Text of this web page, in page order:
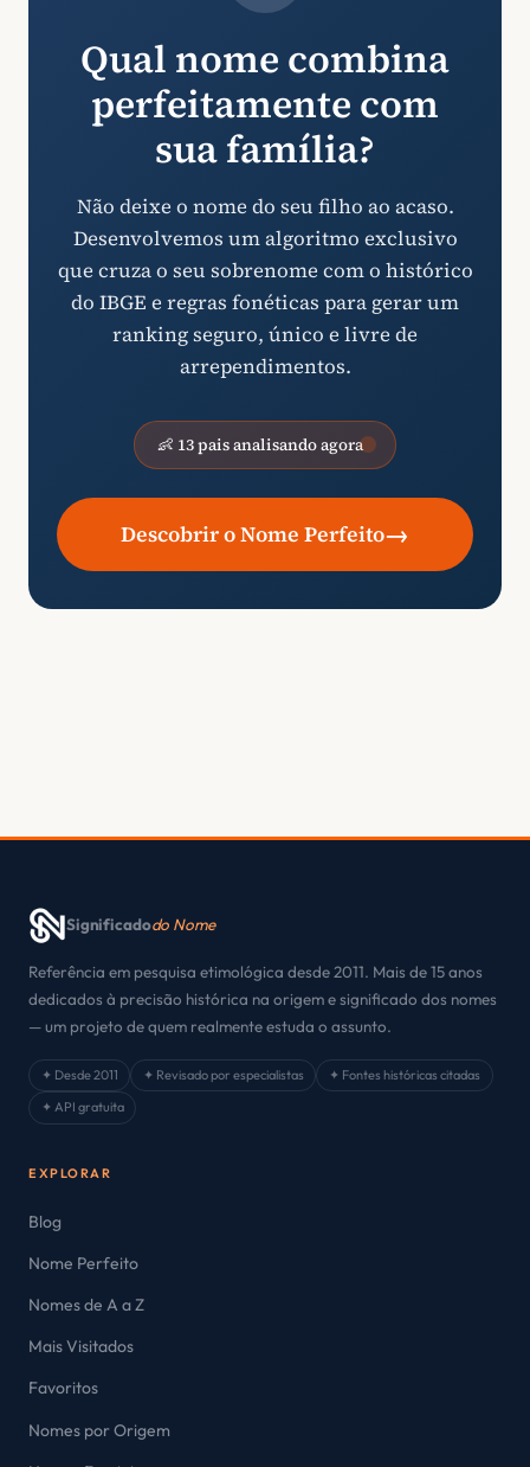
Qual nome combina
perfeitamente com
sua família?
Não deixe o nome do seu filho ao acaso.
Desenvolvemos um algoritmo exclusivo
que cruza o seu sobrenome com o histórico
do IBGE e regras fonéticas para gerar um
ranking seguro, único e livre de
arrependimentos.
👶 13 pais analisando agora
Descobrir o Nome Perfeito→
Significadodo Nome
Referência em pesquisa etimológica desde 2011. Mais de 15 anos
dedicados à precisão histórica na origem e significado dos nomes
— um projeto de quem realmente estuda o assunto.
✦ Desde 2011 ✦ Revisado por especialistas
✦ Fontes históricas citadas
✦ API gratuita
EXPLORAR
Blog
Nome Perfeito
Nomes de A a Z
Mais Visitados
Favoritos
Nomes por Origem